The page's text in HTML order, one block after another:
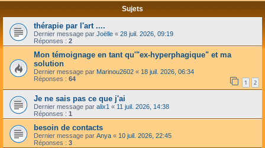
Sujets
thérapie par l'art ....
Dernier message par Joëlle « 28 juil. 2026, 09:19
Réponses : 2
Mon témoignage en tant qu'"ex-hyperphagique" et ma
solution
Dernier message par Marinou2602 « 18 juil. 2026, 06:34
Réponses : 64 1 2
Je ne sais pas ce que j'ai
Dernier message par alix1 « 11 juil. 2026, 14:38
Réponses : 1
besoin de contacts
Dernier message par Anya « 10 juil. 2026, 22:45
Réponses : 3